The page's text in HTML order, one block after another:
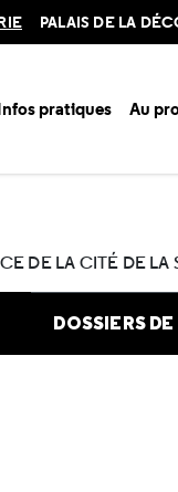
PALAIS DE LA
pratiques Au
DE LA CITÉ DE LA
DOSSIERS